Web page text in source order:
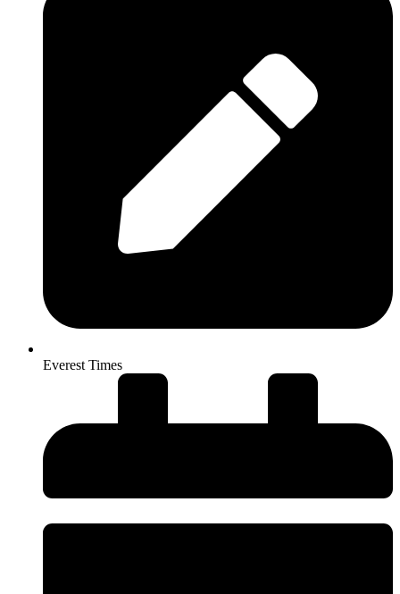
Everest Times